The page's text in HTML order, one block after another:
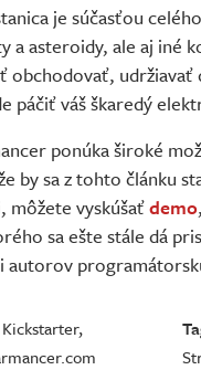
je súčasťou
a asteroidy, ale aj iné
obchodovať, udržiavať
páčiť váš škaredý
ponúka široké
by sa z tohto článku
môžete vyskúšaťdemo
sa ešte stále dá
autorov
Kickstarter,